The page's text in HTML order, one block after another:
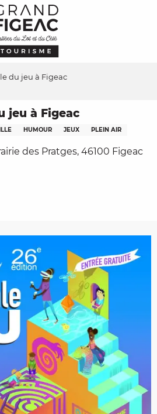
du jeu à Figeac
jeu à Figeac
HUMOUR JEUX PLEIN AIR
des Pratges, 46100 Figeac
favoris